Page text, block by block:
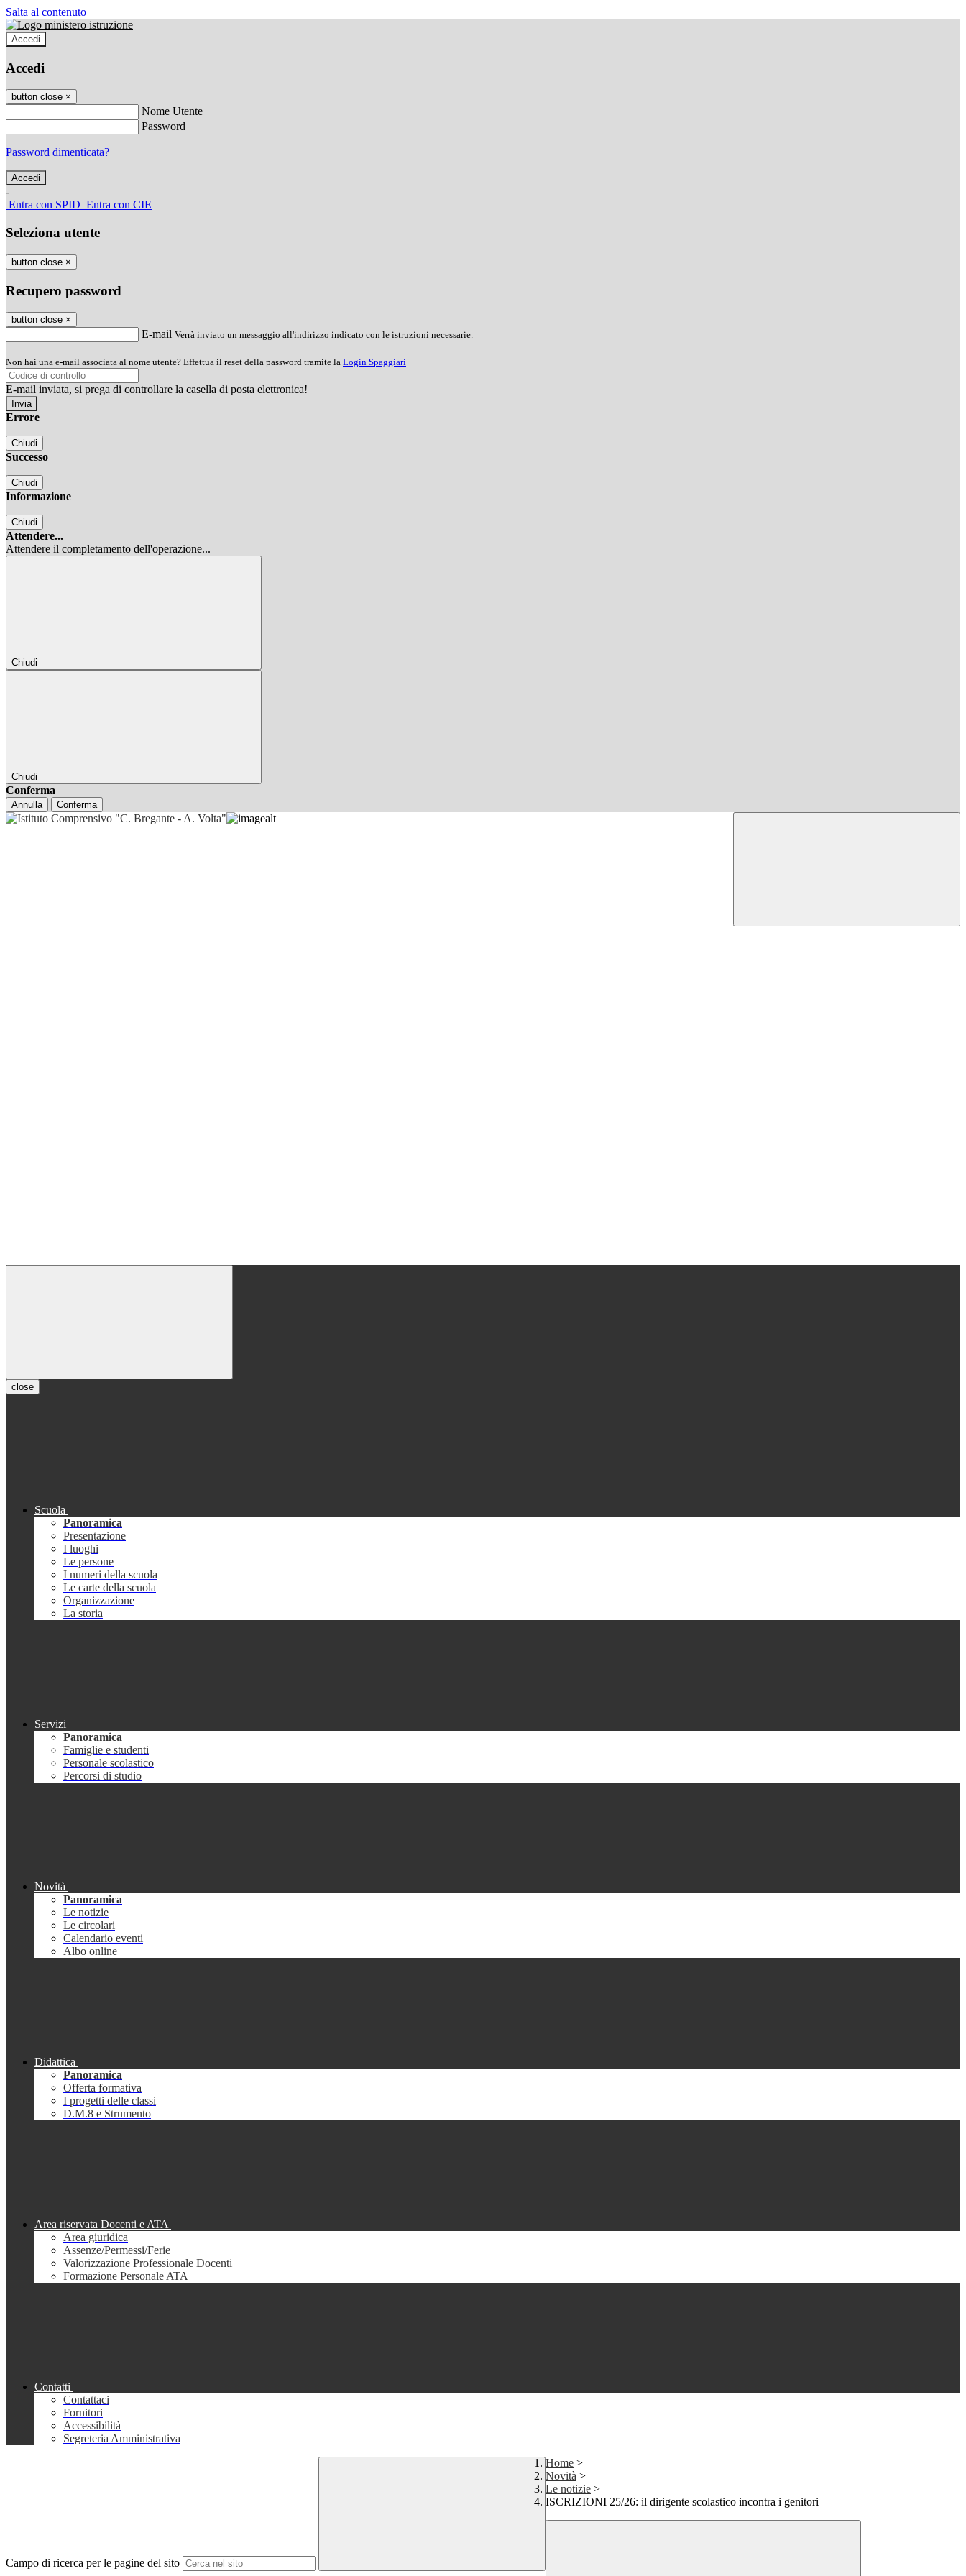
Salta al contenuto
Accedi
Accedi
button close ×
Nome Utente
Password
Password dimenticata?
-
Entra con SPID Entra con CIE
Seleziona utente
button close ×
Recupero password
button close ×
E-mail Verrà inviato un messaggio all'indirizzo indicato con le istruzioni necessarie.
Non hai una e-mail associata al nome utente? Effettua il reset della password tramite la Login Spaggiari
E-mail inviata, si prega di controllare la casella di posta elettronica!
Errore
Chiudi
Successo
Chiudi
Informazione
Chiudi
Attendere...
Attendere il completamento dell'operazione...
Chiudi
Chiudi
Conferma
Annulla Conferma
close
Scuola
Panoramica
Presentazione
I luoghi
Le persone
I numeri della scuola
Le carte della scuola
Organizzazione
La storia
Servizi
Panoramica
Famiglie e studenti
Personale scolastico
Percorsi di studio
Novità
Panoramica
Le notizie
Le circolari
Calendario eventi
Albo online
Didattica
Panoramica
Offerta formativa
I progetti delle classi
D.M.8 e Strumento
Area riservata Docenti e ATA
Area giuridica
Assenze/Permessi/Ferie
Valorizzazione Professionale Docenti
Formazione Personale ATA
Contatti
Contattaci
Fornitori
Accessibilità
Segreteria Amministrativa
Campo di ricerca per le pagine del sito
Home >
Novità >
Le notizie >
ISCRIZIONI 25/26: il dirigente scolastico incontra i genitori